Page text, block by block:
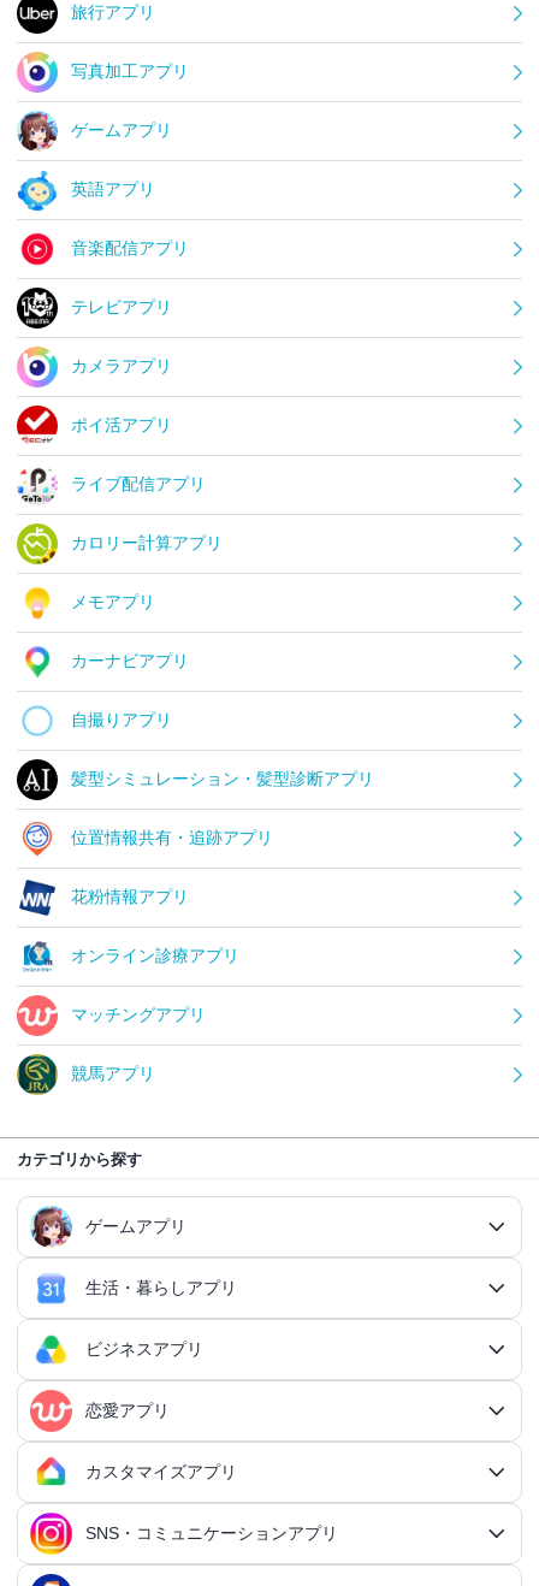
旅行アプリ
写真加工アプリ
ゲームアプリ
英語アプリ
音楽配信アプリ
テレビアプリ
カメラアプリ
ポイ活アプリ
ライブ配信アプリ
カロリー計算アプリ
メモアプリ
カーナビアプリ
自撮りアプリ
髪型シミュレーション・髪型診断アプリ
位置情報共有・追跡アプリ
花粉情報アプリ
オンライン診療アプリ
マッチングアプリ
競馬アプリ
カテゴリから探す
ゲームアプリ
ゲームアプリ総合
RPGアプリ
RPGアプリ総合
王道RPGアプリ
シミュレーションRPGアプリ
ダンジョンRPGアプリ
アクションゲームアプリ
3Dアクションアプリ
シミュレーションアプリ総合
育成シミュレーションアプリ
対戦・協力ゲームアプリ
対戦・協力ゲームアプリ総合
シューティングゲームアプリ
生活・暮らしアプリ
生活・暮らしアプリ総合
ファイナンスアプリ
ふるさと納税アプリ
貯金アプリ
日記アプリ
行動記録アプリ
行動記録アプリ総合
ポイ活アプリ
ビジネスアプリ
ビジネスアプリ総合
タスク管理アプリ
タスク管理アプリ総合
個人タスク管理アプリ
QRコードアプリ
OCRアプリ
恋愛アプリ
恋愛アプリ総合
マッチングアプリ
マッチングアプリ総合
カスタマイズアプリ
カスタマイズアプリ総合
SNS・コミュニケーションアプリ